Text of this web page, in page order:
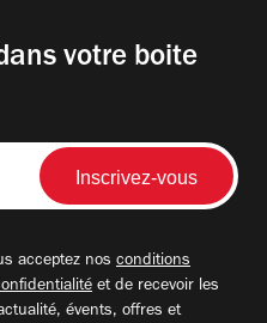
votre boite
acceptez nos conditions
et de recevoir les
évents, offres et